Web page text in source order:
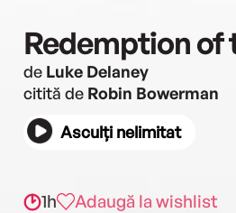
Redemption of
de Luke Delaney
citită de Robin Bowerman
Asculți nelimitat
1h Adaugă la wishlist